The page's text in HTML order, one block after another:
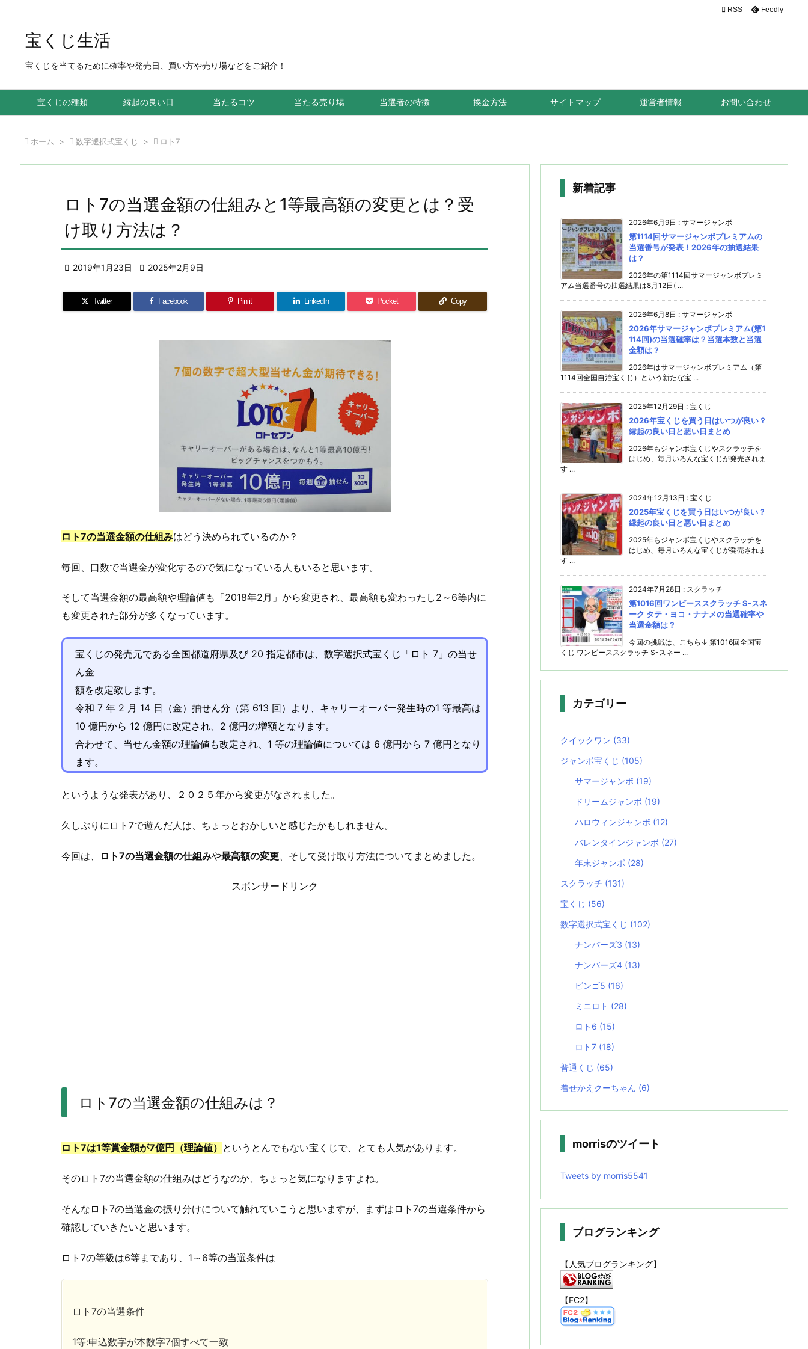
宝くじ生活
宝くじを当てるために確率や発売日、買い方や売り場などをご紹介！
宝くじの種類 縁起の良い日 当たるコツ 当たる売り場 当選者の特徴 換金方法 サイトマップ 運営者情報 お問い合わせ
 RSS Feedly
 ホーム >  数字選択式宝くじ >  ロト7
ロト7の当選金額の仕組みと1等最高額の変更とは？受
け取り方法は？
 2019年1月23日  2025年2月9日
Twitter Facebook Pin it LinkedIn Pocket Copy
ロト7の当選金額の仕組みはどう決められているのか？
毎回、口数で当選金が変化するので気になっている人もいると思います。
そして当選金額の最高額や理論値も「2018年2月」から変更され、最高額も変わったし2～6等内に
も変更された部分が多くなっています。
宝くじの発売元である全国都道府県及び 20 指定都市は、数字選択式宝くじ「ロト 7」の当せ
ん金
額を改定致します。
令和 7 年 2 月 14 日（金）抽せん分（第 613 回）より、キャリーオーバー発生時の1 等最高は
10 億円から 12 億円に改定され、2 億円の増額となります。
合わせて、当せん金額の理論値も改定され、1 等の理論値については 6 億円から 7 億円となり
ます。
というような発表があり、２０２５年から変更がなされました。
久しぶりにロト7で遊んだ人は、ちょっとおかしいと感じたかもしれません。
今回は、 ロト7の当選金額の仕組みや最高額の変更 、そして受け取り方法についてまとめました。
スポンサードリンク
ロト7の当選金額の仕組みは？
ロト7は1等賞金額が7億円（理論値） というとんでもない宝くじで、とても人気があります。
そのロト7の当選金額の仕組みはどうなのか、ちょっと気になりますよね。
そんなロト7の当選金の振り分けについて触れていこうと思いますが、まずはロト7の当選条件から
確認していきたいと思います。
ロト7の等級は6等まであり、1～6等の当選条件は
ロト7の当選条件
1等:申込数字が本数字7個すべて一致
新着記事
2026年6月9日 : サマージャンボ
第1114回サマージャンボプレミアムの
当選番号が発表！2026年の抽選結果
は？
2026年の第1114回サマージャンボプレミ
アム当選番号の抽選結果は8月12日( ...
2026年6月8日 : サマージャンボ
2026年サマージャンボプレミアム(第1
114回)の当選確率は？当選本数と当選
金額は？
2026年はサマージャンボプレミアム（第
1114回全国自治宝くじ）という新たな宝 ...
2025年12月29日 : 宝くじ
2026年宝くじを買う日はいつが良い？
縁起の良い日と悪い日まとめ
2026年もジャンボ宝くじやスクラッチを
はじめ、毎月いろんな宝くじが発売されま
す ...
2024年12月13日 : 宝くじ
2025年宝くじを買う日はいつが良い？
縁起の良い日と悪い日まとめ
2025年もジャンボ宝くじやスクラッチを
はじめ、毎月いろんな宝くじが発売されま
す ...
2024年7月28日 : スクラッチ
第1016回ワンピーススクラッチ S-スネ
ーク タテ・ヨコ・ナナメの当選確率や
当選金額は？
今回の挑戦は、こちら↓ 第1016回全国宝
くじ ワンピーススクラッチ S-スネー ...
カテゴリー
クイックワン (33)
ジャンボ宝くじ (105)
サマージャンボ (19)
ドリームジャンボ (19)
ハロウィンジャンボ (12)
バレンタインジャンボ (27)
年末ジャンボ (28)
スクラッチ (131)
宝くじ (56)
数字選択式宝くじ (102)
ナンバーズ3 (13)
ナンバーズ4 (13)
ビンゴ5 (16)
ミニロト (28)
ロト6 (15)
ロト7 (18)
普通くじ (65)
着せかえクーちゃん (6)
morrisのツイート
Tweets by morris5541
ブログランキング
【人気ブログランキング】
【FC2】